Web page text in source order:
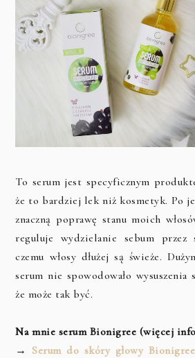
To serum jest specyficznym
że to bardziej lek niż kosmetyk. Po
znaczną poprawę stanu moich
reguluje wydzielanie sebum przez
czemu włosy dłużej są świeże.
serum nie spowodowało wysuszenia
że może tak być.
Na mnie serum Bionigree (więcej
→ Serum do skóry głowy Bionigree